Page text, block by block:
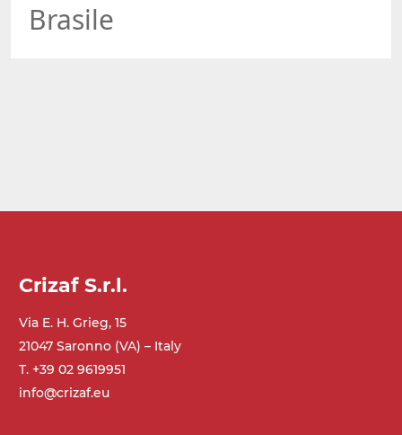
Brasile
Crizaf S.r.l.
Via E. H. Grieg, 15
21047 Saronno (VA) – Italy
T. +39 02 9619951
info@crizaf.eu